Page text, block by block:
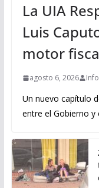
La UIA
Luis
motor
agosto 6, 2026
Un nuevo capítulo
entre el Gobierno y